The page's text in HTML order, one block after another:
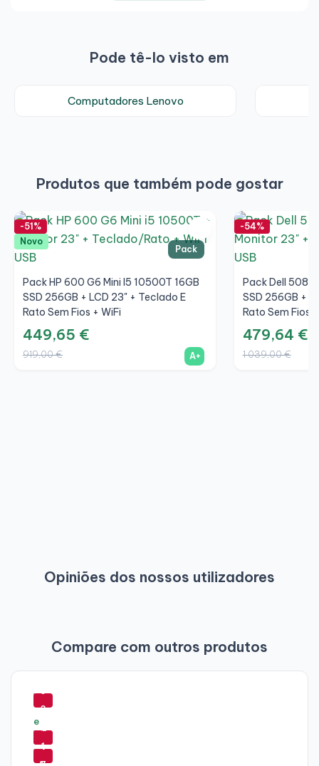
Pode tê-lo visto em
Computadores Lenovo
Produtos que também pode gostar
Pack
-51%
Novo
Pack HP 600 G6 Mini I5 10500T 16GB
SSD 256GB + LCD 23" + Teclado E
Rato Sem Fios + WiFi
449,65 €
919,00 € A+
-54%
Pack Dell 5080
SSD 256GB +
Rato Sem Fios
479,64 €
1 039,00 €
Opiniões dos nossos utilizadores
Compare com outros produtos
-
9
4
-
1
-
3